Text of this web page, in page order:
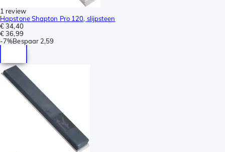
1 review
Hapstone Shapton Pro 120, slijpsteen
€ 34,40
€ 36,99
-7%Bespaar 2,59